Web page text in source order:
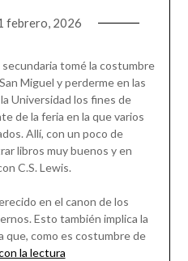
febrero, 2026
tomé la costumbre
Miguel y perderme en las
Universidad los fines de
de la feria en la que varios
Allí, con un poco de
libros muy buenos y en
C.S. Lewis.
en el canon de los
Esto también implica la
que, como es costumbre de
la lectura